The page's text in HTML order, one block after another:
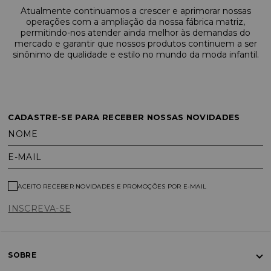
Atualmente continuamos a crescer e aprimorar nossas
operações com a ampliação da nossa fábrica matriz,
permitindo-nos atender ainda melhor às demandas do
mercado e garantir que nossos produtos continuem a ser
sinônimo de qualidade e estilo no mundo da moda infantil.
CADASTRE-SE PARA RECEBER NOSSAS NOVIDADES
NOME
E-MAIL
INSCREVA-SE
ACEITO RECEBER NOVIDADES E PROMOÇÕES POR E-MAIL
SOBRE